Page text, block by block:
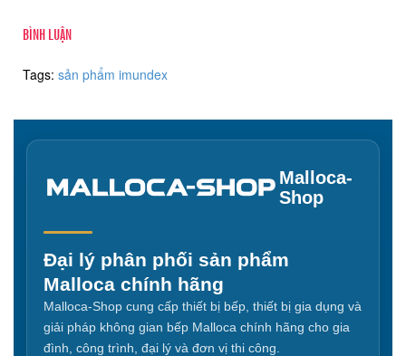
BÌNH LUẬN
Tags: sản phẩm imundex
Malloca-
Shop
Đại lý phân phối sản phẩm
Malloca chính hãng
Malloca-Shop cung cấp thiết bị bếp, thiết bị gia dụng và
giải pháp không gian bếp Malloca chính hãng cho gia
đình, công trình, đại lý và đơn vị thi công.